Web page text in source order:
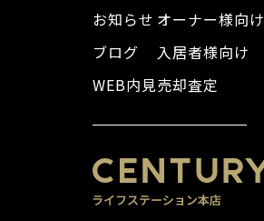
お知らせ
ブログ
WEB内見
オーナー様向け
入居者様向け
売却査定